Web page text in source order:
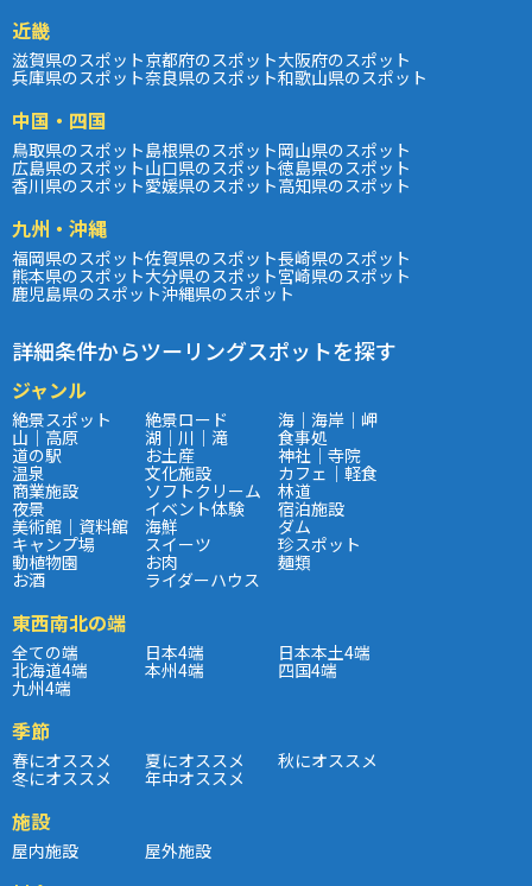
近畿
滋賀県のスポット京都府のスポット大阪府のスポット
兵庫県のスポット奈良県のスポット和歌山県のスポット
中国・四国
鳥取県のスポット島根県のスポット岡山県のスポット
広島県のスポット山口県のスポット徳島県のスポット
香川県のスポット愛媛県のスポット高知県のスポット
九州・沖縄
福岡県のスポット佐賀県のスポット長崎県のスポット
熊本県のスポット大分県のスポット宮崎県のスポット
鹿児島県のスポット沖縄県のスポット
詳細条件からツーリングスポットを探す
ジャンル
絶景スポット 絶景ロード 海｜海岸｜岬
山｜高原 湖｜川｜滝 食事処
道の駅 お土産 神社｜寺院
温泉 文化施設 カフェ｜軽食
商業施設 ソフトクリーム 林道
夜景 イベント体験 宿泊施設
美術館｜資料館 海鮮 ダム
キャンプ場 スイーツ 珍スポット
動植物園 お肉 麺類
お酒 ライダーハウス
東西南北の端
全ての端 日本4端 日本本土4端
北海道4端 本州4端 四国4端
九州4端
季節
春にオススメ 夏にオススメ 秋にオススメ
冬にオススメ 年中オススメ
施設
屋内施設 屋外施設